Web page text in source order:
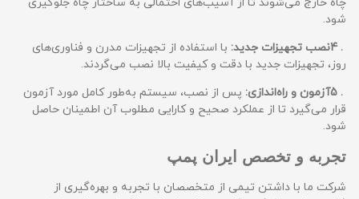
شود.
. 4 نصب تجهیزات جدید: با استفاده از تجهیزات مدرن و فناوری‌های
روز، تجهیزات جدید با دقت و کیفیت بالا نصب می‌گردند.
. 5
آزمون و راه‌اندازی: پس از نصب، سیستم به‌طور کامل مورد آزمون
قرار می‌گیرد تا از عملکرد صحیح و کارایی مطلوب آن اطمینان حاصل
شود.
تجربه و تخصص ایران پمپ
شرکت ما با داشتن تیمی از متخصصان با تجربه و بهره‌گیری از